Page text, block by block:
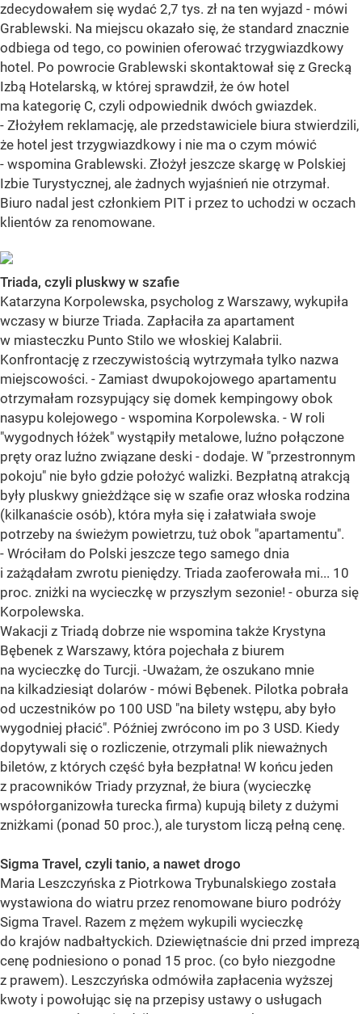
zdecydowałem się wydać 2,7 tys. zł na ten wyjazd - mówi
Grablewski. Na miejscu okazało się, że standard znacznie
odbiega od tego, co powinien oferować trzygwiazdkowy
hotel. Po powrocie Grablewski skontaktował się z Grecką
Izbą Hotelarską, w której sprawdził, że ów hotel
ma kategorię C, czyli odpowiednik dwóch gwiazdek.
- Złożyłem reklamację, ale przedstawiciele biura stwierdzili,
że hotel jest trzygwiazdkowy i nie ma o czym mówić
- wspomina Grablewski. Złożył jeszcze skargę w Polskiej
Izbie Turystycznej, ale żadnych wyjaśnień nie otrzymał.
Biuro nadal jest członkiem PIT i przez to uchodzi w oczach
klientów za renomowane.
Triada, czyli pluskwy w szafie
Katarzyna Korpolewska, psycholog z Warszawy, wykupiła
wczasy w biurze Triada. Zapłaciła za apartament
w miasteczku Punto Stilo we włoskiej Kalabrii.
Konfrontację z rzeczywistością wytrzymała tylko nazwa
miejscowości. - Zamiast dwupokojowego apartamentu
otrzymałam rozsypujący się domek kempingowy obok
nasypu kolejowego - wspomina Korpolewska. - W roli
"wygodnych łóżek" wystąpiły metalowe, luźno połączone
pręty oraz luźno związane deski - dodaje. W "przestronnym
pokoju" nie było gdzie położyć walizki. Bezpłatną atrakcją
były pluskwy gnieżdżące się w szafie oraz włoska rodzina
(kilkanaście osób), która myła się i załatwiała swoje
potrzeby na świeżym powietrzu, tuż obok "apartamentu".
- Wróciłam do Polski jeszcze tego samego dnia
i zażądałam zwrotu pieniędzy. Triada zaoferowała mi... 10
proc. zniżki na wycieczkę w przyszłym sezonie! - oburza się
Korpolewska.
Wakacji z Triadą dobrze nie wspomina także Krystyna
Bębenek z Warszawy, która pojechała z biurem
na wycieczkę do Turcji. -Uważam, że oszukano mnie
na kilkadziesiąt dolarów - mówi Bębenek. Pilotka pobrała
od uczestników po 100 USD "na bilety wstępu, aby było
wygodniej płacić". Później zwrócono im po 3 USD. Kiedy
dopytywali się o rozliczenie, otrzymali plik nieważnych
biletów, z których część była bezpłatna! W końcu jeden
z pracowników Triady przyznał, że biura (wycieczkę
współorganizowła turecka firma) kupują bilety z dużymi
zniżkami (ponad 50 proc.), ale turystom liczą pełną cenę.
Sigma Travel, czyli tanio, a nawet drogo
Maria Leszczyńska z Piotrkowa Trybunalskiego została
wystawiona do wiatru przez renomowane biuro podróży
Sigma Travel. Razem z mężem wykupili wycieczkę
do krajów nadbałtyckich. Dziewiętnaście dni przed imprezą
cenę podniesiono o ponad 15 proc. (co było niezgodne
z prawem). Leszczyńska odmówiła zapłacenia wyższej
kwoty i powołując się na przepisy ustawy o usługach